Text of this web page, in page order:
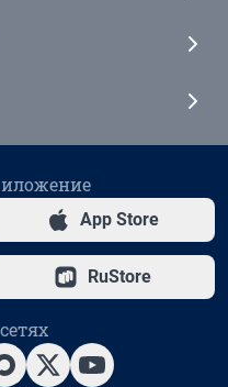
App Store
RuStore